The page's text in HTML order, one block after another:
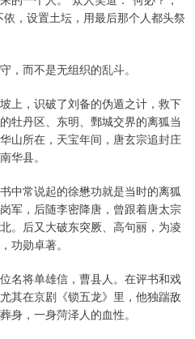
，设置土坛，用最后那个人都头祭
，而不是无组织的乱斗。
上，识破了刘备的伪遁之计，救下
牡丹区、东明、鄄城交界的离狐当
山所在，天宝年间，唐玄宗追封庄
华县。
中常说起的徐懋功就是当时的离狐
军，后随李密降唐，曾跟着唐太宗
。后又大破东突厥、高句丽，为凌
功勋卓著。
名将单雄信，曹县人。在评书和戏
其在京剧《锁五龙》里，他独踹敌
身，一身菏泽人的血性。